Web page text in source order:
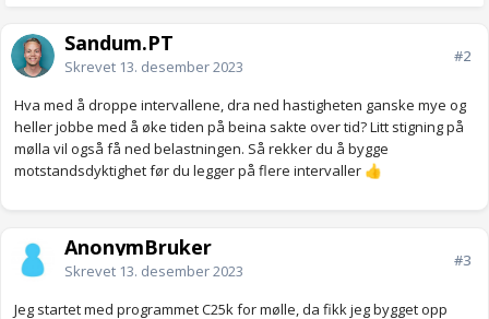
Sandum.PT
Skrevet 13. desember 2023
#2
Hva med å droppe intervallene, dra ned hastigheten ganske mye og
heller jobbe med å øke tiden på beina sakte over tid? Litt stigning på
mølla vil også få ned belastningen. Så rekker du å bygge
motstandsdyktighet før du legger på flere intervaller 👍
AnonymBruker
Skrevet 13. desember 2023
#3
Jeg startet med programmet C25k for mølle, da fikk jeg bygget opp